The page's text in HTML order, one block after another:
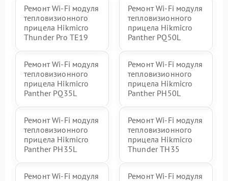
Ремонт Wi-Fi модуля
тепловизионного
прицела Hikmicro
Thunder Pro TE19
Ремонт Wi-Fi модуля
тепловизионного
прицела Hikmicro
Panther PQ50L
Ремонт Wi-Fi модуля
тепловизионного
прицела Hikmicro
Panther PQ35L
Ремонт Wi-Fi модуля
тепловизионного
прицела Hikmicro
Panther PH50L
Ремонт Wi-Fi модуля
тепловизионного
прицела Hikmicro
Panther PH35L
Ремонт Wi-Fi модуля
тепловизионного
прицела Hikmicro
Thunder TH35
Ремонт Wi-Fi модуля
Ремонт Wi-Fi модуля